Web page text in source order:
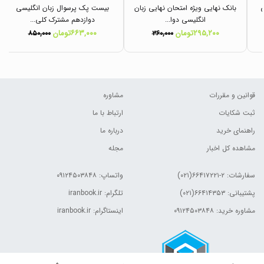
بانک نهایی ویژه امتحان نهایی زبان
انگلیسی دوا...
۲۹۵,۲۰۰تومان ۳۶۰,۰۰۰
بیست پک پرسوال زبان انگلیسی
دوازدهم مشترک کلی...
۶۶۳,۰۰۰تومان ۸۵۰,۰۰۰
قوانین و مقررات
ثبت شکایات
راهنمای خرید
مشاهده کل اخبار
مشاوره
ارتباط با ما
درباره ما
مجله
سفارشات: ۲-۶۶۴۱۷۲۲۱(۰۲۱)
پشتیبانی: ۶۶۴۱۴۳۵۳(۰۲۱)
مشاوره خرید: ۰۹۱۲۴۵۰۳۸۴۸
واتساپ: ۰۹۱۲۴۵۰۳۸۴۸
تلگرام: iranbook.ir
اینستاگرام: iranbook.ir